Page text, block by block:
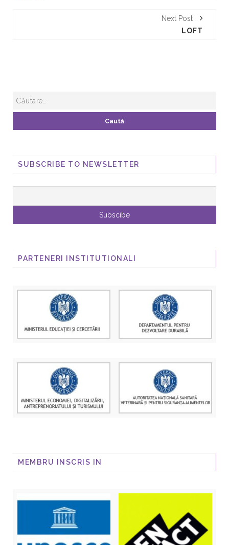
Next Post
LOFT
SUBSCRIBE TO NEWSLETTER
PARTENERI INSTITUTIONALI
MEMBRU INSCRIS IN